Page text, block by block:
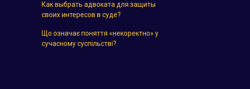
Как выбрать адвоката для защиты
своих интересов в суде?
Що означає поняття «некоректно» у
сучасному суспільстві?